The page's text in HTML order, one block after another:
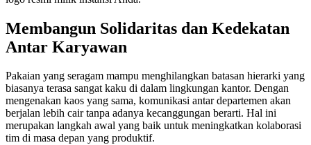
Membangun Solidaritas dan Kedekatan
Antar Karyawan
Pakaian yang seragam mampu menghilangkan batasan hierarki yang
biasanya terasa sangat kaku di dalam lingkungan kantor. Dengan
mengenakan kaos yang sama, komunikasi antar departemen akan
berjalan lebih cair tanpa adanya kecanggungan berarti. Hal ini
merupakan langkah awal yang baik untuk meningkatkan kolaborasi
tim di masa depan yang produktif.